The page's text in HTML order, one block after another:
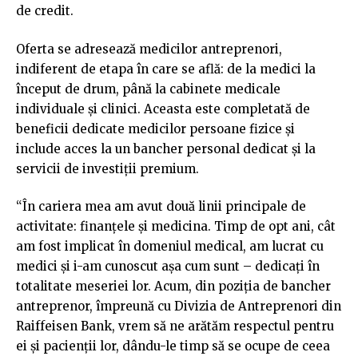
de credit.
Oferta se adresează medicilor antreprenori,
indiferent de etapa în care se află: de la medici la
început de drum, până la cabinete medicale
individuale și clinici. Aceasta este completată de
beneficii dedicate medicilor persoane fizice și
include acces la un bancher personal dedicat și la
servicii de investiții premium.
“În cariera mea am avut două linii principale de
activitate: finanțele și medicina. Timp de opt ani, cât
am fost implicat în domeniul medical, am lucrat cu
medici și i-am cunoscut așa cum sunt – dedicați în
totalitate meseriei lor. Acum, din poziția de bancher
antreprenor, împreună cu Divizia de Antreprenori din
Raiffeisen Bank, vrem să ne arătăm respectul pentru
ei și pacienții lor, dându-le timp să se ocupe de ceea